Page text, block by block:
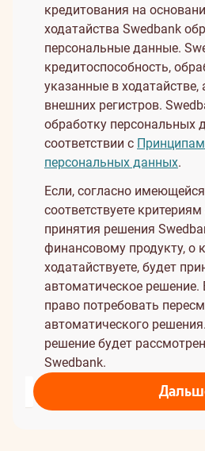
кредитования на
ходатайства Swedbank
персональные данные.
кредитоспособность,
указанные в
внешних регистров.
обработку персональных
соответствии с
персональных данных.
Если, согласно
соответствуете
принятия решения
финансовому продукту, о
ходатайствуете, будет
автоматическое решение.
право потребовать
автоматического
решение будет
Swedbank.